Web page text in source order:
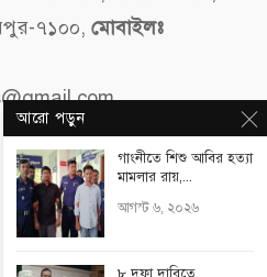
৭১০০, মোবাইলঃ
আরো পড়ুন
গাংনীতে শিশু আবির হত্যা
মামলার রায়,...
আগস্ট ৬, ২০২৬